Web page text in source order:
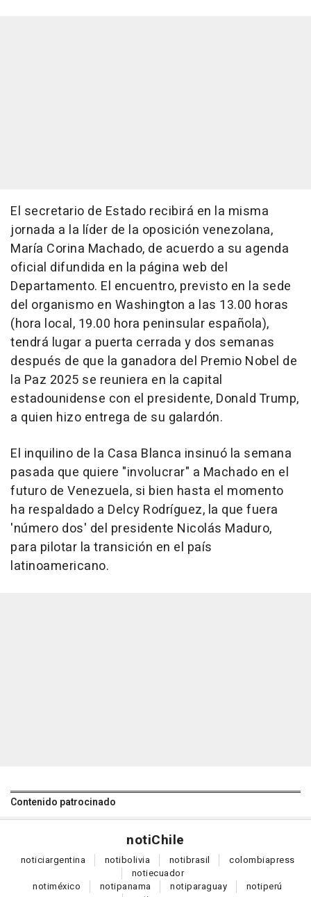
El secretario de Estado recibirá en la misma
jornada a la líder de la oposición venezolana,
María Corina Machado, de acuerdo a su agenda
oficial difundida en la página web del
Departamento. El encuentro, previsto en la sede
del organismo en Washington a las 13.00 horas
(hora local, 19.00 hora peninsular española),
tendrá lugar a puerta cerrada y dos semanas
después de que la ganadora del Premio Nobel de
la Paz 2025 se reuniera en la capital
estadounidense con el presidente, Donald Trump,
a quien hizo entrega de su galardón.
El inquilino de la Casa Blanca insinuó la semana
pasada que quiere "involucrar" a Machado en el
futuro de Venezuela, si bien hasta el momento
ha respaldado a Delcy Rodríguez, la que fuera
'número dos' del presidente Nicolás Maduro,
para pilotar la transición en el país
latinoamericano.
Contenido patrocinado
notiChile
noticiargentina notibolivia notibrasil colombiapress
notiecuador
notiméxico notipanama notiparaguay notiperú